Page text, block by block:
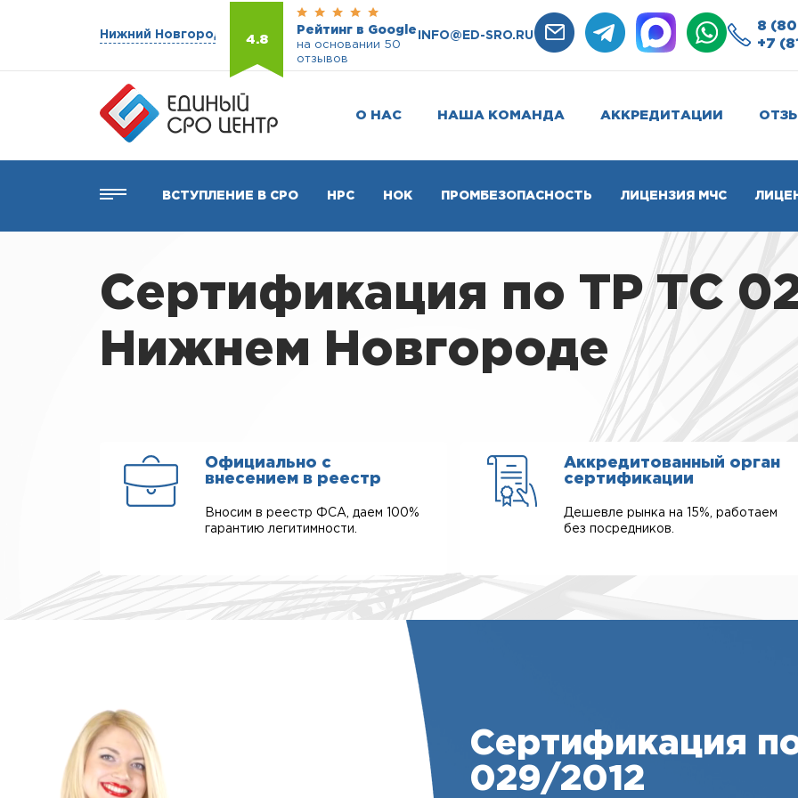
Нижний Новгород 4.8
Рейтинг в Google
на основании 50
отзывов
INFO@ED-SRO.RU
8
+7
О НАС НАША КОМАНДА АККРЕДИТАЦИИ
ВСТУПЛЕНИЕ В СРО НРС НОК ПРОМБЕЗОПАСНОСТЬ ЛИЦЕНЗИЯ МЧС
Сертификация по ТР ТС
Нижнем Новгороде
Официально с
внесением в реестр
Вносим в реестр ФСА, даем 100%
гарантию легитимности.
Аккредитованный орган
сертификации
Дешевле рынка на 15%, работаем
без посредников.
Сертификация
029/2012